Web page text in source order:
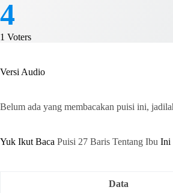
4
1 Voters
Versi Audio
Belum ada yang membacakan puisi ini,
Yuk Ikut Baca Puisi 27 Baris Tentang Ibu Ini
Data